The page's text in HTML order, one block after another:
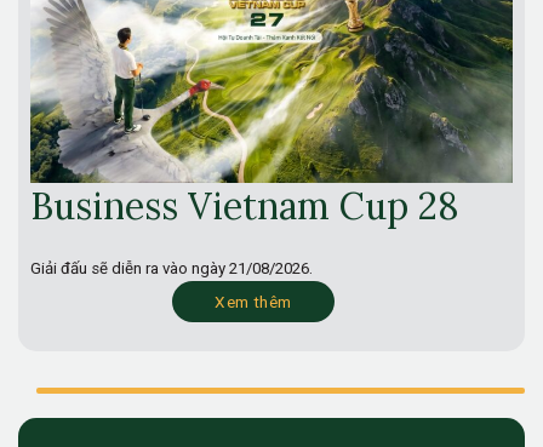
Business Vietnam Cup 28
Giải đấu sẽ diễn ra vào ngày 21/08/2026.
Xem thêm